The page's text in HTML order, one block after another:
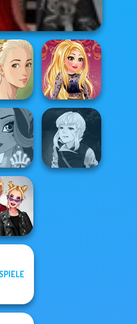
Girl
Online Selfie
Stories
High
Hate